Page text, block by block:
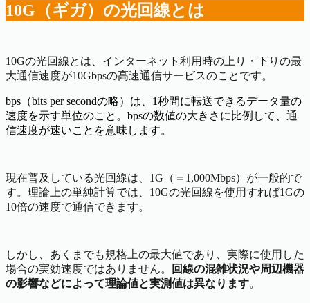
10G（ギガ）の光回線とは
10Gの光回線とは、インターネット利用時の上り・下りの最
大通信速度が10Gbpsの高速通信サービスのことです。
bps（bits per secondの略）は、1秒間に転送できるデータ量の
速度を示す単位のこと。bpsの数値の大きさに比例して、通
信速度が速いことを意味します。
現在普及している光回線は、1G（＝1,000Mbps）が一般的で
す。理論上の単純計算では、10Gの光回線を使用すれば1Gの
10倍の速度で通信できます。
しかし、あくまでも規格上の最大値であり、実際に使用した
場合の実効速度ではありません。
回線の混雑状況や周辺機器
の影響などによって理論値と実測値は異なります。